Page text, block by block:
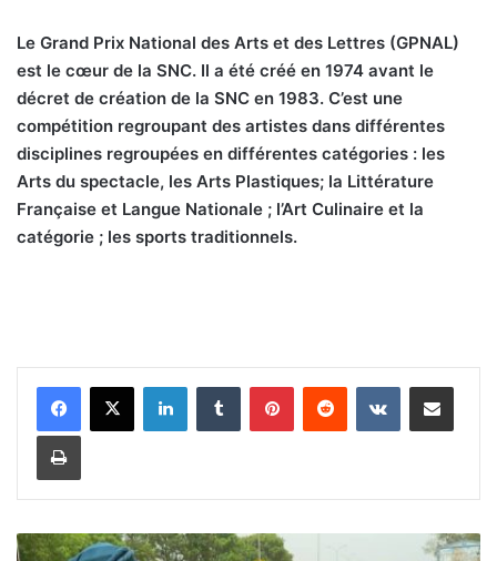
Le Grand Prix National des Arts et des Lettres (GPNAL)
est le cœur de la SNC. Il a été créé en 1974 avant le
décret de création de la SNC en 1983. C’est une
compétition regroupant des artistes dans différentes
disciplines regroupées en différentes catégories : les
Arts du spectacle, les Arts Plastiques; la Littérature
Française et Langue Nationale ; l’Art Culinaire et la
catégorie ; les sports traditionnels.
S